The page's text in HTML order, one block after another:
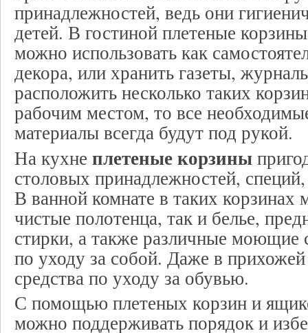
принадлежностей, ведь они
детей. В гостиной плетеные
можно использовать как
декора, или хранить газеты,
расположить несколько таких
рабочим местом, то все
материалы всегда будут под рукой.
На кухне плетеные корзины
столовых принадлежностей,
В ванной комнате в таких корзинах
чистые полотенца, так и белье,
стирки, а также различные моющие
по уходу за собой. Даже в
средства по уходу за обувью.
С помощью плетеных корзин и
можно поддерживать порядок и